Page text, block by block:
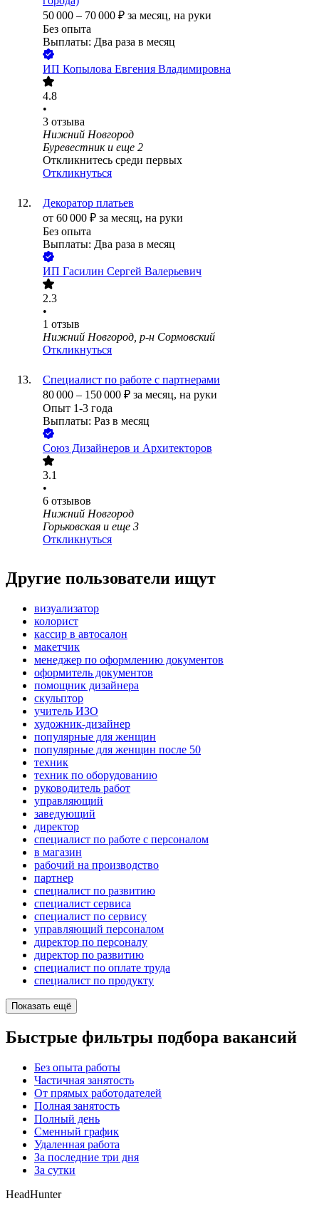
50 000 – 70 000 ₽ за месяц, на руки
Без опыта
Выплаты: Два раза в месяц
ИП Копылова Евгения Владимировна
4.8
•
3 отзыва
Нижний Новгород
Буревестник и еще 2
Откликнитесь среди первых
Откликнуться
Декоратор платьев
от 60 000 ₽ за месяц, на руки
Без опыта
Выплаты: Два раза в месяц
ИП Гасилин Сергей Валерьевич
2.3
•
1 отзыв
Нижний Новгород, р-н Сормовский
Откликнуться
Специалист по работе с партнерами
80 000 – 150 000 ₽ за месяц, на руки
Опыт 1-3 года
Выплаты: Раз в месяц
Союз Дизайнеров и Архитекторов
3.1
•
6 отзывов
Нижний Новгород
Горьковская и еще 3
Откликнуться
Другие пользователи ищут
визуализатор
колорист
кассир в автосалон
макетчик
менеджер по оформлению документов
оформитель документов
помощник дизайнера
скульптор
учитель ИЗО
художник-дизайнер
популярные для женщин
популярные для женщин после 50
техник
техник по оборудованию
руководитель работ
управляющий
заведующий
директор
специалист по работе с персоналом
в магазин
рабочий на производство
партнер
специалист по развитию
специалист сервиса
специалист по сервису
управляющий персоналом
директор по персоналу
директор по развитию
специалист по оплате труда
специалист по продукту
Показать ещё
Быстрые фильтры подбора вакансий
Без опыта работы
Частичная занятость
От прямых работодателей
Полная занятость
Полный день
Сменный график
Удаленная работа
За последние три дня
За сутки
HeadHunter